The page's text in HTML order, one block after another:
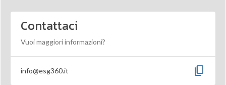
Contattaci
Vuoi maggiori informazioni?
info@esg360.it content_copy